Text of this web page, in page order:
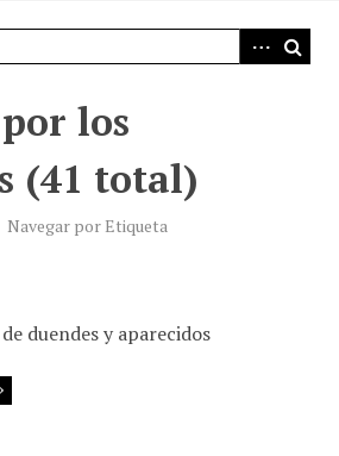
los
(41 total)
Navegar por Etiqueta
duendes y aparecidos